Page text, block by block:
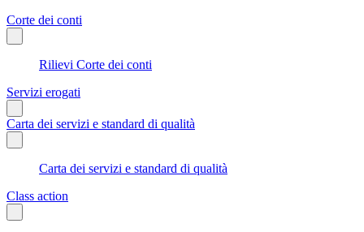
Corte dei conti
Rilievi Corte dei conti
Servizi erogati
Carta dei servizi e standard di qualità
Carta dei servizi e standard di qualità
Class action